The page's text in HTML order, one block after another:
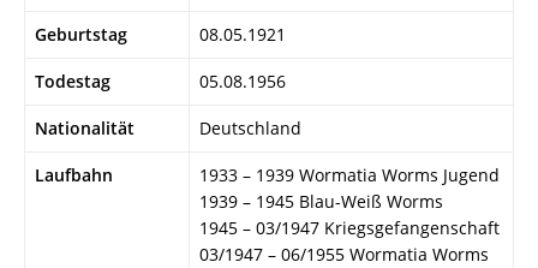
Geburtstag 08.05.1921
Todestag 05.08.1956
Nationalität Deutschland
Laufbahn
1933 – 1939 Wormatia Worms Jugend
1939 – 1945 Blau-Weiß Worms
1945 – 03/1947 Kriegsgefangenschaft
03/1947 – 06/1955 Wormatia Worms